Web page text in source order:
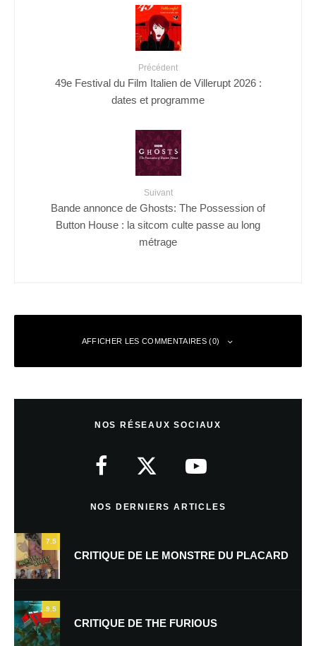
Précédent
49e Festival du Film Italien de Villerupt 2026 :
dates et programme
Suivant
Bande annonce de Ghosts: The Possession of
Button House : la sitcom culte passe au long
métrage
AFFICHER LES COMMENTAIRES (0)
NOS RÉSEAUX SOCIAUX
NOS DERNIERS ARTICLES
7.5
CRITIQUE DE LE MONSTRE DU PLACARD
9.5
CRITIQUE DE THE FURIOUS